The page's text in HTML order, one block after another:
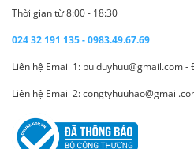
Thời gian từ 8:00 - 18:30
024 32 191 135 - 0983.49.67.69
Liên hệ Email 1: buiduyhuu@gmail.com
Liên hệ Email 2: